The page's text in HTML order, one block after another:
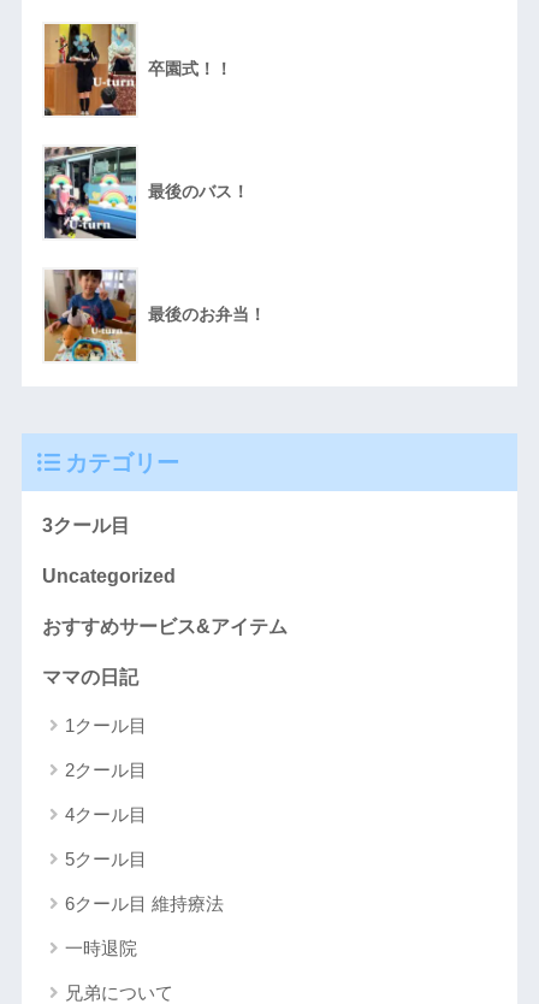
卒園式！！
最後のバス！
最後のお弁当！
カテゴリー
3クール目
Uncategorized
おすすめサービス&アイテム
ママの日記
1クール目
2クール目
4クール目
5クール目
6クール目 維持療法
一時退院
兄弟について